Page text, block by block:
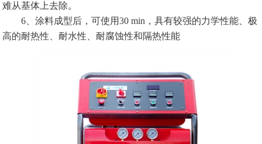
难从基体上去除。
6、涂料成型后，可使用30 min，具有较强的力学性能、极
高的耐热性、耐水性、耐腐蚀性和隔热性能